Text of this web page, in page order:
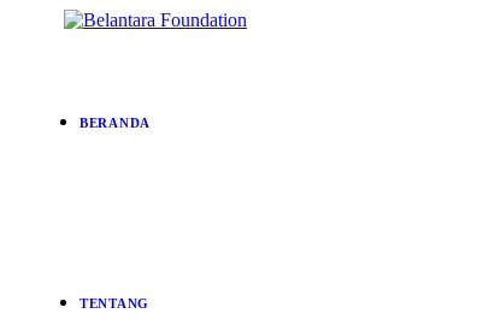
BERANDA
TENTANG